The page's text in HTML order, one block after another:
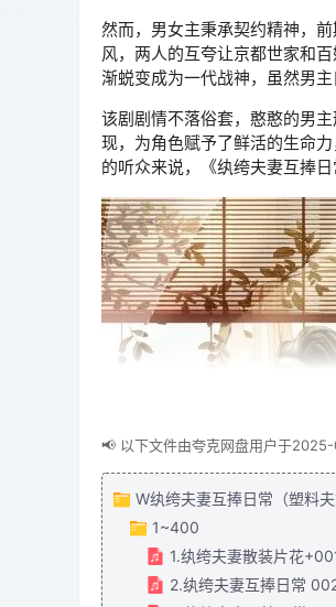
然而，男女主秉承契约精神，
风，两人的互夸让京都世家和
渐蜕变成为一代战神，虽然男
该剧剧情不落俗套，憨憨的男
现，为角色赋予了鲜活的生命
的听众来说，《纨绔夫妻互捧日
📢 以下文件由夸克网盘用户于
W纨绔夫妻互捧日常（塑料
1~400
1.纨绔夫妻散装片花
2.纨绔夫妻互捧日常